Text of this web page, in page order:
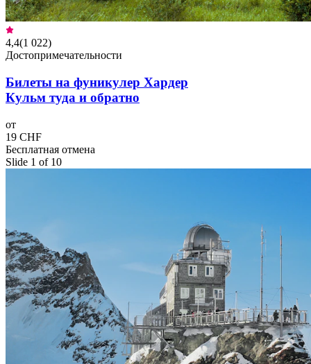
4,4(1 022)
Достопримечательности
Билеты на фуникулер Хардер
Кульм туда и обратно
от
19 CHF
Бесплатная отмена
Slide 1 of 10